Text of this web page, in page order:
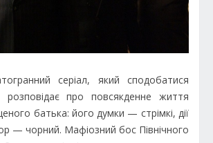
серіал, який сподобатися
розповідає про повсякденне життя
батька: його думки — стрімкі, дії
— чорний. Мафіозний бос Північного